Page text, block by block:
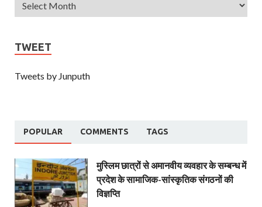
TWEET
Tweets by Junputh
POPULAR COMMENTS TAGS
मुस्लिम छात्रों से अमानवीय व्यवहार के सम्बन्ध में
प्रदेश के सामाजिक-सांस्कृतिक संगठनों की
विज्ञप्ति